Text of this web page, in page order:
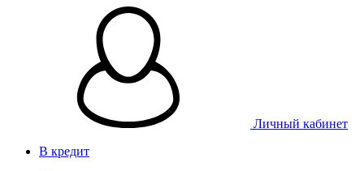
Личный кабинет
В кредит